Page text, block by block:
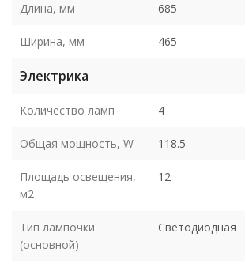
Длина, мм 685
Ширина, мм 465
Электрика
Количество ламп 4
Общая мощность, W 118.5
Площадь освещения,
м2
12
Тип лампочки
(основной)
Светодиодная